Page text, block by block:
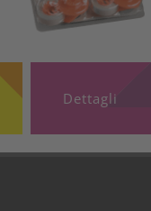
Dettagli